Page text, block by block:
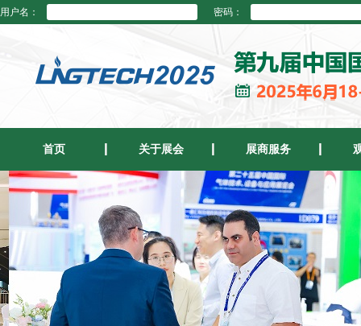
用户名： 密码：
首页 关于展会 展商服务